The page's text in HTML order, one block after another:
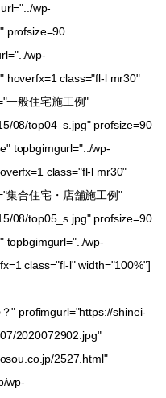
wp-
profsize=90
wp-
hoverfx=1 class="fl-l mr30"
一般住宅施工例"
08/top04_s.jpg" profsize=90
topbgimgurl="../wp-
class="fl-l mr30"
集合住宅・店舗施工例"
08/top05_s.jpg" profsize=90
topbgimgurl="../wp-
class="fl-l" width="100%"]
" profimgurl="https://shinei-
2020072902.jpg"
2527.html"
wp-